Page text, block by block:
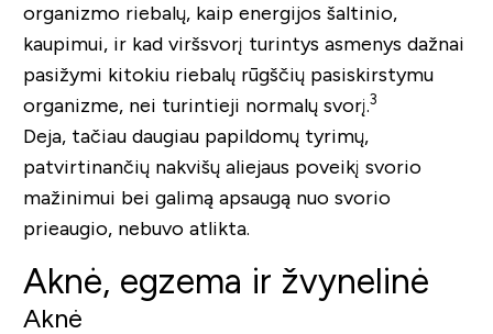
organizmo riebalų, kaip energijos šaltinio,
kaupimui, ir kad viršsvorį turintys asmenys dažnai
pasižymi kitokiu riebalų rūgščių pasiskirstymu
organizme, nei turintieji normalų svorį.3
Deja, tačiau daugiau papildomų tyrimų,
patvirtinančių nakvišų aliejaus poveikį svorio
mažinimui bei galimą apsaugą nuo svorio
prieaugio, nebuvo atlikta.
Aknė, egzema ir žvynelinė
Aknė